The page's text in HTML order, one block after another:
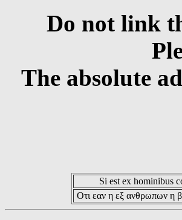
Do not link
The absolute
Si est ex hominibus
Οτι εαν η εξ ανθρωπων η